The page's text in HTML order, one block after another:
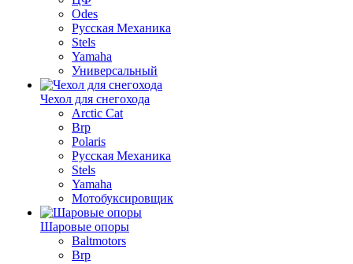
Odes
Русская Механика
Stels
Yamaha
Универсальный
Чехол для снегохода
Arctic Cat
Brp
Polaris
Русская Механика
Stels
Yamaha
Мотобуксировщик
Шаровые опоры
Baltmotors
Brp